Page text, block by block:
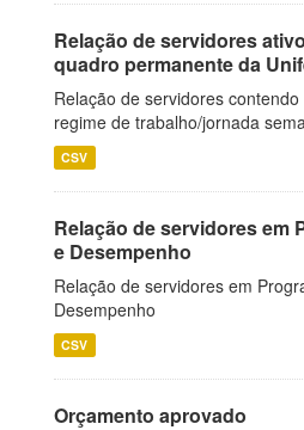
Relação de servidores
quadro permanente da
Relação de servidores
regime de trabalho/jornada
CSV
Relação de servidores em
e Desempenho
Relação de servidores em
Desempenho
CSV
Orçamento aprovado